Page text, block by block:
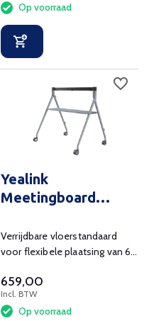
Op voorraad
Yealink
Meetingboard
inch
Verrijdbare vloerstandaard
voor flexibele plaatsing van 65
659,00
Incl. BTW
Op voorraad